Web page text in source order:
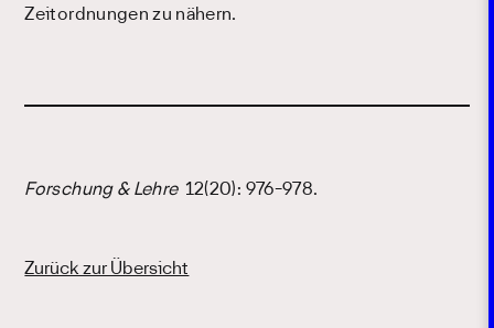
Zeitordnungen zu nähern.
Forschung & Lehre 12(20): 976-978.
Zurück zur Übersicht